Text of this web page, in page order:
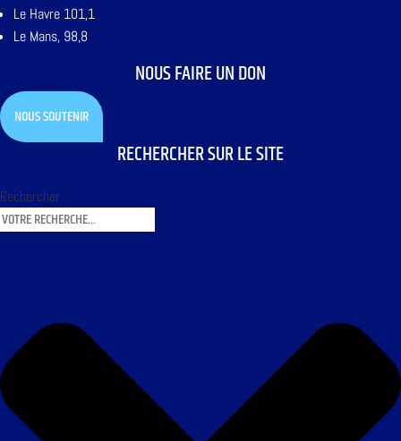
Le Havre 101,1
Le Mans, 98,8
NOUS FAIRE UN DON
NOUS SOUTENIR
RECHERCHER SUR LE SITE
Rechercher